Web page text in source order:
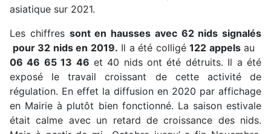
asiatique sur 2021.
Les chiffres sont en hausses avec 62 nids signalés
pour 32 nids en 2019. Il a été colligé122 appelsau
06 46 65 13 46 et 40 nids ont été détruits. Il a été
exposé le travail croissant de cette activité de
régulation. En effet la diffusion en 2020 par affichage
en Mairie à plutôt bien fonctionné. La saison estivale
était calme avec un retard de croissance des nids.